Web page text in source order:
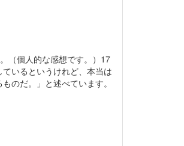
（個人的な感想です。）17
いるというけれど、本当は
のだ。」と述べています。